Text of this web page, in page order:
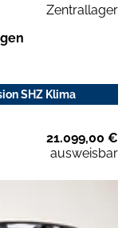
Zentrallager
SHZ Klima
21.099,00 €
ausweisbar